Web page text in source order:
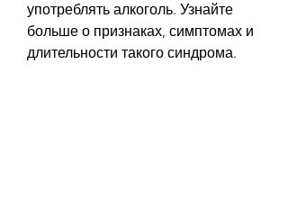
употреблять алкоголь. Узнайте
больше о признаках, симптомах и
длительности такого синдрома.